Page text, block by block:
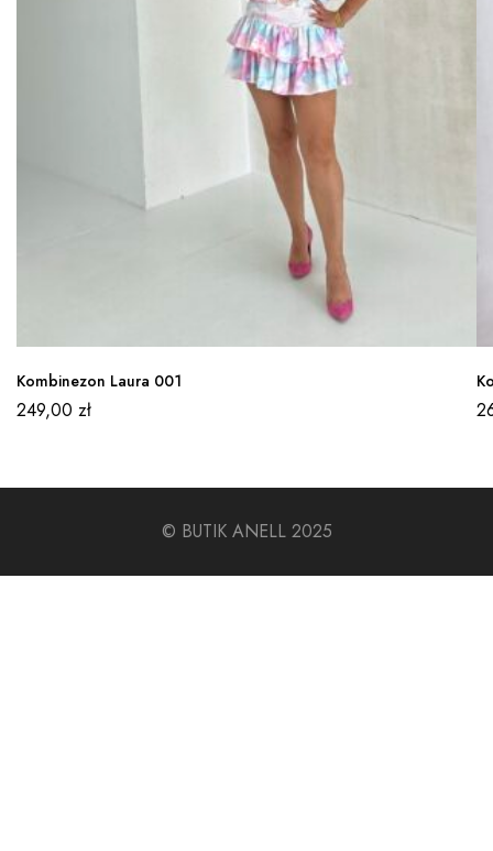
Kombinezon Laura 001
249,00 zł
© BUTIK ANELL 2025